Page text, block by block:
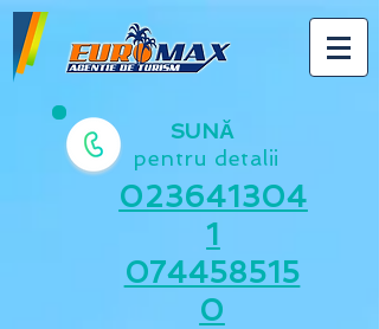
SUNĂ
pentru detalii
023641304
1
074458515
0